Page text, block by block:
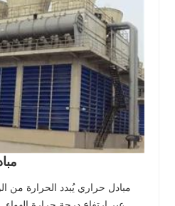
مبادل حراري يُبدد الحرارة من